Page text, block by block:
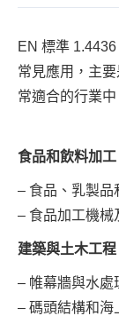
EN 標準
常見應用，主
常適合的行業
食品和飲料加工
– 食品、乳製品
– 食品加工機械
建築與土木工程
– 帷幕牆與水處
– 碼頭結構和海